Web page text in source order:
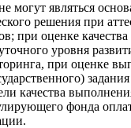
могут являться
решения при
при оценке качества
уровня
при оценке
качества
фонда